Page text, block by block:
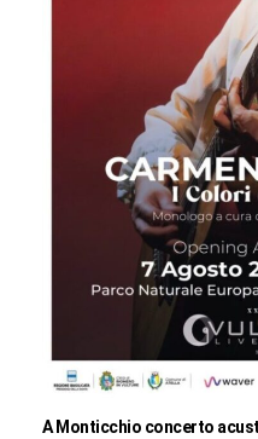
A Monticchio concerto